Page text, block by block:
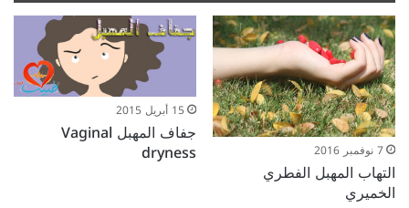
7 نوفمبر 2016
التهاب المهبل الفطري
الخميري
15 أبريل 2015
جفاف المهبل Vaginal
dryness